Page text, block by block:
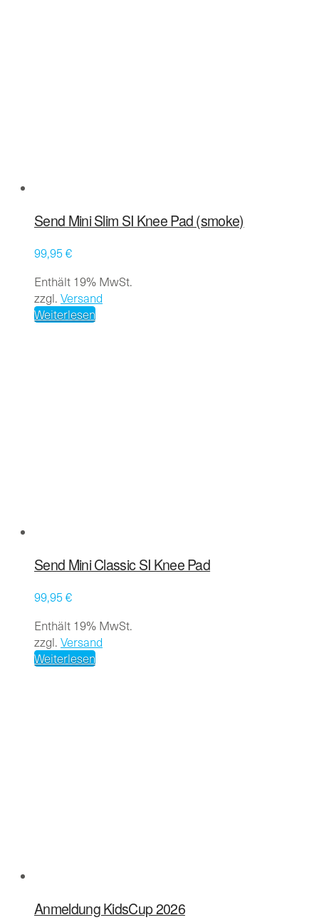
Send Mini Slim SI Knee Pad (smoke)
99,95€
Enthält 19% MwSt.
zzgl. Versand
Weiterlesen
Send Mini Classic SI Knee Pad
99,95€
Enthält 19% MwSt.
zzgl. Versand
Weiterlesen
Anmeldung KidsCup 2026